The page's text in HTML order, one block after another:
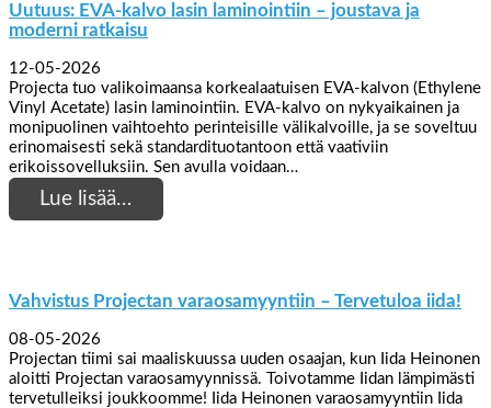
Uutuus: EVA-kalvo lasin laminointiin – joustava ja
moderni ratkaisu
12-05-2026
Projecta tuo valikoimaansa korkealaatuisen EVA-kalvon (Ethylene
Vinyl Acetate) lasin laminointiin. EVA-kalvo on nykyaikainen ja
monipuolinen vaihtoehto perinteisille välikalvoille, ja se soveltuu
erinomaisesti sekä standardituotantoon että vaativiin
erikoissovelluksiin. Sen avulla voidaan…
Lue lisää…
Vahvistus Projectan varaosamyyntiin – Tervetuloa iida!
08-05-2026
Projectan tiimi sai maaliskuussa uuden osaajan, kun Iida Heinonen
aloitti Projectan varaosamyynnissä. Toivotamme Iidan lämpimästi
tervetulleiksi joukkoomme! Iida Heinonen varaosamyyntiin Iida